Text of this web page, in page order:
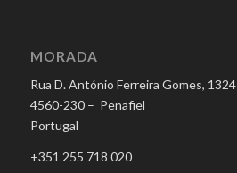
MORADA
Rua D. António Ferreira Gomes, 1324
4560-230 – Penafiel
Portugal
+351 255 718 020